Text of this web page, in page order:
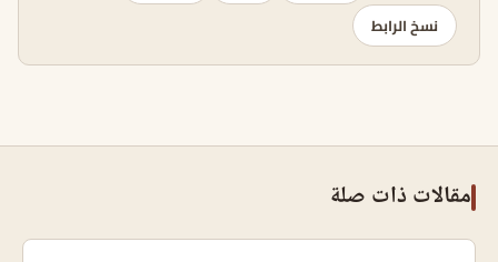
نسخ الرابط
مقالات ذات صلة